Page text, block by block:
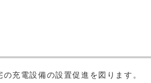
充電設備の設置促進を図ります。